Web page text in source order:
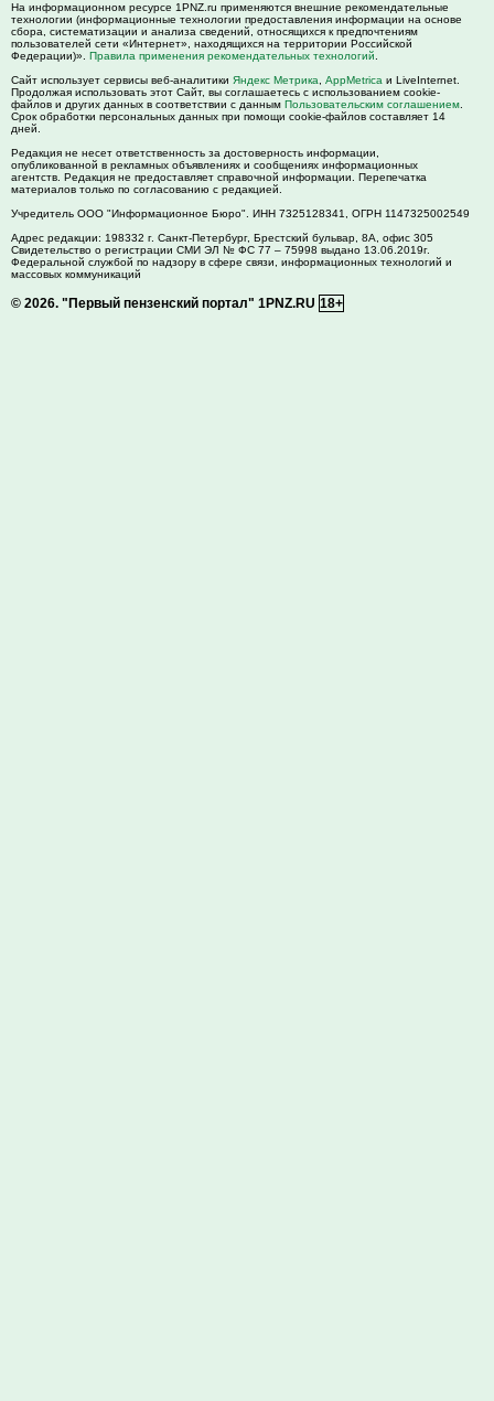
На информационном ресурсе 1PNZ.ru применяются внешние рекомендательные
технологии (информационные технологии предоставления информации на основе
сбора, систематизации и анализа сведений, относящихся к предпочтениям
пользователей сети «Интернет», находящихся на территории Российской
Федерации)». Правила применения рекомендательных технологий
Сайт использует сервисы веб-аналитики Яндекс Метрика AppMetrica и LiveInternet.
Продолжая использовать этот Сайт, вы соглашаетесь с использованием cookie-
файлов и других данных в соответствии с данным Пользовательским соглашением
Срок обработки персональных данных при помощи cookie-файлов составляет 14
дней.
Редакция не несет ответственность за достоверность информации,
опубликованной в рекламных объявлениях и сообщениях информационных
агентств. Редакция не предоставляет справочной информации. Перепечатка
материалов только по согласованию с редакцией.
Учредитель ООО "Информационное Бюро". ИНН 7325128341, ОГРН 1147325002549
Адрес редакции: 198332 г. Санкт-Петербург, Брестский бульвар, 8А, офис 305
Свидетельство о регистрации СМИ ЭЛ № ФС 77 – 75998 выдано 13.06.2019г.
Федеральной службой по надзору в сфере связи, информационных технологий и
массовых коммуникаций
© 2026. "Первый пензенский портал" 1PNZ.RU 18+